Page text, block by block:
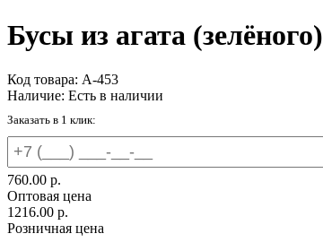
Бусы из агата (зелёного)
Код товара: А-453
Наличие: Есть в наличии
Заказать в 1 клик:
760.00 р.
Оптовая цена
1216.00 р.
Розничная цена